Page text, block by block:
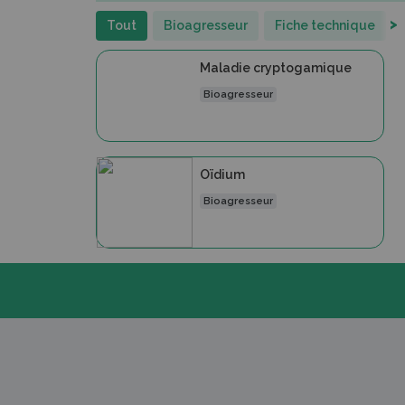
Tout Bioagresseur Fiche technique >
Maladie cryptogamique
Bioagresseur
Oïdium
Bioagresseur